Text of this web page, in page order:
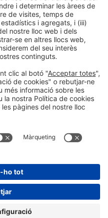
socials